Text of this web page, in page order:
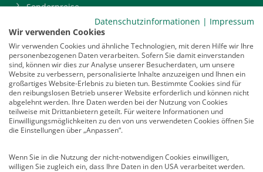
Sonderpreise
BDP-Mitgliederbereich
Service
Newsletter
Mediadaten
Infocenter
Veranstaltungen
Nachrichten
Abo kündigen
Vertrag widerrufen
Datenschutzinformationen | Impressum
Wir verwenden Cookies
Wir verwenden Cookies und ähnliche Technologien, mit deren Hilfe wir Ihre
personenbezogenen Daten verarbeiten. Sofern Sie damit einverstanden
sind, können wir dies zur Analyse unserer Besucherdaten, um unsere
Website zu verbessern, personalisierte Inhalte anzuzeigen und Ihnen ein
großartiges Website-Erlebnis zu bieten tun. Bestimmte Cookies sind für
den reibungslosen Betrieb unserer Website erforderlich und können nicht
abgelehnt werden. Ihre Daten werden bei der Nutzung von Cookies
teilweise mit Drittanbietern geteilt. Für weitere Informationen und
Einwilligungsmöglichkeiten zu den von uns verwendeten Cookies öffnen Sie
die Einstellungen über „Anpassen“.
Wenn Sie in die Nutzung der nicht-notwendigen Cookies einwilligen,
willigen Sie zugleich ein, dass Ihre Daten in den USA verarbeitet werden.